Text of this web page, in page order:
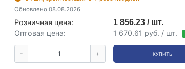
Обновлено 08.08.2026
Розничная цена:
1 856.23 / шт.
Оптовая цена:
1 670.61 руб. / шт.
- + КУПИТЬ